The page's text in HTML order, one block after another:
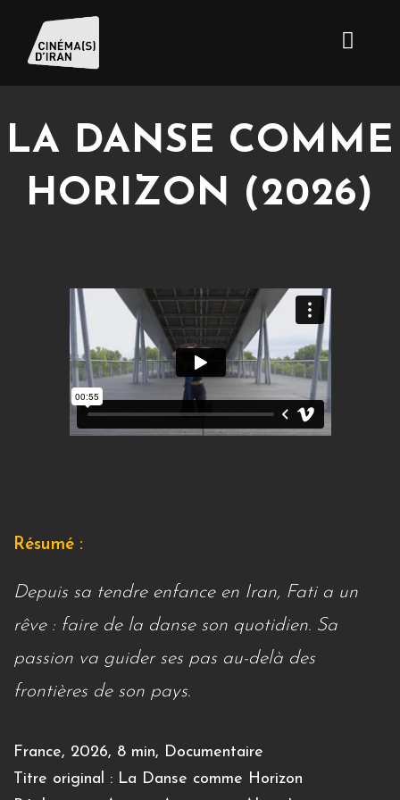
LA DANSE COMME
HORIZON (2026)
Résumé :
Depuis sa tendre enfance en Iran, Fati a un
rêve : faire de la danse son quotidien. Sa
passion va guider ses pas au-delà des
frontières de son pays.
France, 2026, 8 min, Documentaire
Titre original : La Danse comme Horizon